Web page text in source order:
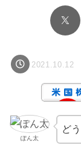
2021.10.12
ぽん太
ど